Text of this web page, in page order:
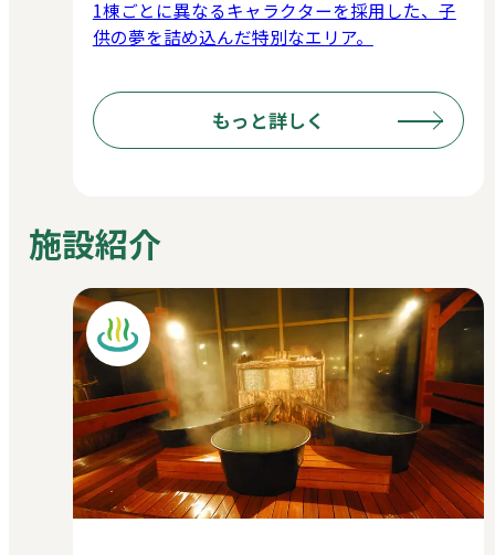
1棟ごとに異なるキャラクターを採用した、子
供の夢を詰め込んだ特別なエリア。
もっと詳しく
施設紹介